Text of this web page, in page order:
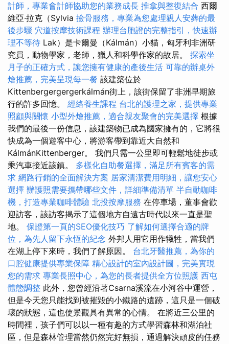
計師，專業會計師協助您的業務成長 推拿與整復結合 西爾
維亞·拉克（Sylvia 撿骨服務，專業為您處理親人安葬的最
後步驟 穴道按摩技術課程 辦理台胞證的完整指引，快速辦
理不等待 Lak）是卡爾曼（Kálmán）小貓，匈牙利非洲研
究員，動物學家，老師，獵人和科學作家的故居。 探索坐
月子的正確方式，讓您擁有健康的產後生活 可靠的辦桌外
燴推薦，完美呈現每一餐 該建築位於
Kittenbergergergerkálmán街上，該街保留了非洲早期旅
行的許多回憶。 經絡養生課程 台北的護理之家，提供專業
照顧與關懷 小型外燴推薦，適合親友聚會的完美選擇 根據
我們的最後一份信息，該建築物已成為國家擁有的，它將很
快成為一個遊客中心，將游客帶到靠近大自然和
KálmánKittenberger。 我們只需一公里即可輕鬆地徒步或
乘汽車接近該鎮。 多樣化自助餐選擇，滿足所有賓客的需
求 網路行銷的全面解決方案 居家清潔費用明細，讓您安心
選擇 辦護照需要攜帶哪些文件，詳細準備清單 半自動咖啡
機，打造專業咖啡體驗 北投按摩服務 在停車場，董事會歡
迎訪客，該訪客揭示了這個地方自遠古時代以來一直是聖
地。 保證第一頁的SEO優化技巧 了解如何選擇合適的牌
位，為先人留下永恆的紀念 外邦人用它用作犧牲，當我們
在湖上停下來時，我們了解原因。 台北牙醫推薦，為你的
口腔健康提供專業保障 精心設計的室內設計圖，完美實現
您的需求 專業長照中心，為您的長者提供全方位照護 西屯
體態調整 此外，您曾經沿著Csarna溪流在小河谷中運營，
但是今天您只能找到被摧毀的小鐵路的遺跡，這只是一個破
壞的狀態，這也使景觀具有異常的心情。 在將近三公里的
時間裡，孩子們可以以一種有趣的方式學習森林和湖泊社
區，但是森林管理當然仍然完好無損，通過解決頑皮的任務